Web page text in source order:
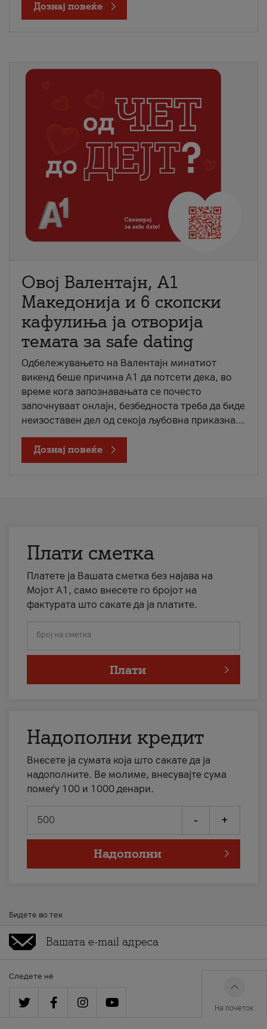
Дознај повеќе
Овој Валентајн, A1
Македонија и 6 скопски
кафулиња ја отворија
темата за safe dating
Одбележувањето на Валентајн минатиот
викенд беше причина А1 да потсети дека, во
време кога запознавањата се почесто
започнуваат онлајн, безбедноста треба да биде
неизоставен дел од секоја љубовна приказна...
Дознај повеќе
Плати сметка
Платете ја Вашата сметка без најава на
Мојот А1, само внесете го бројот на
фактурата што сакате да ја платите.
Број на сметка
Плати
Надополни кредит
Внесете ја сумата која што сакате да ја
надополните. Ве молиме, внесувајте сума
помеѓу 100 и 1000 денари.
- +
Надополни
Бидете во тек
Следете нè
На почеток